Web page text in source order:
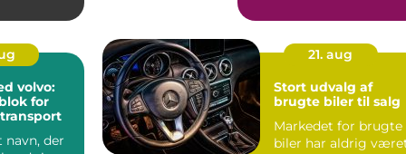
volvo:
for
navn, der
21. aug
Stort udvalg af
brugte biler til salg
Markedet for brugte
biler har aldrig